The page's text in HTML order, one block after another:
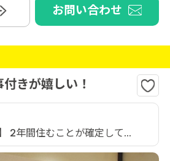
お問い合わせ
きが嬉しい！
2年間住むことが確定して...